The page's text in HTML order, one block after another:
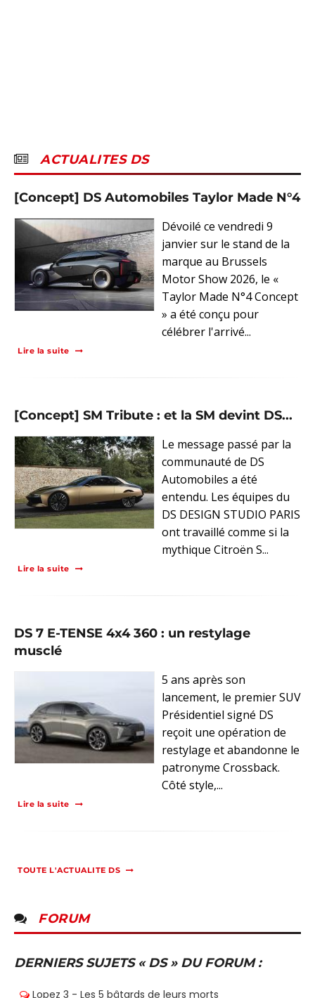
ACTUALITES DS
[Concept] DS Automobiles Taylor Made N°4
Dévoilé ce vendredi 9
janvier sur le stand de la
marque au Brussels
Motor Show 2026, le «
Taylor Made N°4 Concept
» a été conçu pour
célébrer l'arrivé...
Lire la suite
[Concept] SM Tribute : et la SM devint DS...
Le message passé par la
communauté de DS
Automobiles a été
entendu. Les équipes du
DS DESIGN STUDIO PARIS
ont travaillé comme si la
mythique Citroën S...
Lire la suite
DS 7 E-TENSE 4x4 360 : un restylage
musclé
5 ans après son
lancement, le premier SUV
Présidentiel signé DS
reçoit une opération de
restylage et abandonne le
patronyme Crossback.
Côté style,...
Lire la suite
TOUTE L'ACTUALITE DS
FORUM
DERNIERS SUJETS « DS » DU FORUM :